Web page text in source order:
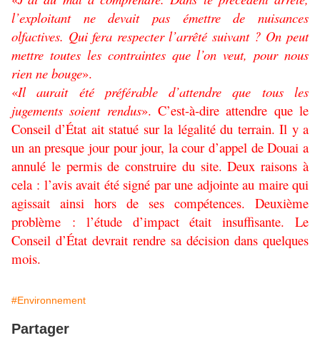
l’exploitant ne devait pas émettre de nuisances
olfactives. Qui fera respecter l’arrêté suivant ? On peut
mettre toutes les contraintes que l’on veut, pour nous
rien ne bouge».
«Il aurait été préférable d’attendre que tous les
jugements soient rendus». C’est-à-dire attendre que le
Conseil d’État ait statué sur la légalité du terrain. Il y a
un an presque jour pour jour, la cour d’appel de Douai a
annulé le permis de construire du site. Deux raisons à
cela : l’avis avait été signé par une adjointe au maire qui
agissait ainsi hors de ses compétences. Deuxième
problème : l’étude d’impact était insuffisante. Le
Conseil d’État devrait rendre sa décision dans quelques
mois.
#Environnement
Partager